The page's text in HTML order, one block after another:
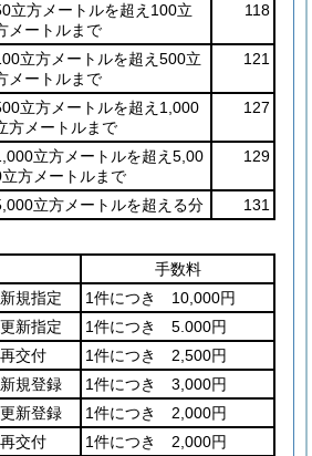
立方メートルを超え100立
メートルまで
118
立方メートルを超え500立
メートルまで
121
立方メートルを超え1,000
方メートルまで
127
立方メートルを超え5,00
方メートルまで
129
立方メートルを超える分
131
手数料
新規指定
1件につき 10,000円
更新指定
1件につき 5.000円
再交付
1件につき 2,500円
新規登録
1件につき 3,000円
更新登録
1件につき 2,000円
再交付
1件につき 2,000円